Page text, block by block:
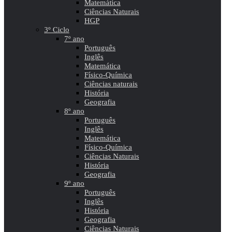
Matemática
Ciências Naturais
HGP
3º Ciclo
7º ano
Português
Inglês
Matemática
Físico-Química
Ciências naturais
História
Geografia
8º ano
Português
Inglês
Matemática
Físico-Química
Ciências Naturais
História
Geografia
9º ano
Português
Inglês
História
Geografia
Ciências Naturais